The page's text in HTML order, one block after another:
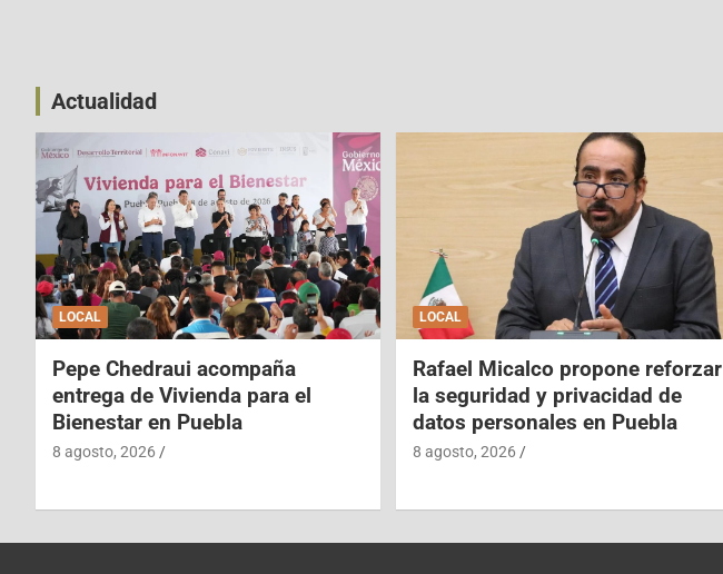
Actualidad
LOCAL
Pepe Chedraui acompaña
entrega de Vivienda para el
Bienestar en Puebla
8 agosto, 2026
LOCAL
Rafael Micalco propone reforzar
la seguridad y privacidad de
datos personales en Puebla
8 agosto, 2026